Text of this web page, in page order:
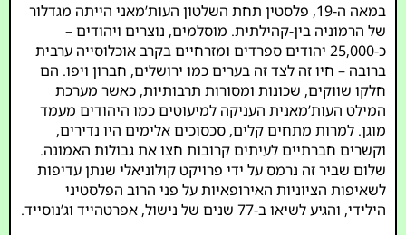
במאה ה-19, פלסטין תחת השלטון העות’מאני הייתה מגדלור
של הרמוניה בין-קהילתית. מוסלמים, נוצרים ויהודים –
כ-25,000 יהודים ספרדים ומזרחיים בקרב אוכלוסייה ערבית
ברובה – חיו זה לצד זה בערים כמו ירושלים, חברון ויפו. הם
חלקו שווקים, שכונות ומסורות תרבותיות, כאשר מערכת
המילט העות’מאנית העניקה למיעוטים כמו היהודים מעמד
מוגן. למרות מתחים קלים, סכסוכים אלימים היו נדירים,
וקשרים חברתיים לעיתים קרובות חצו את גבולות האמונה.
שלום שביר זה נרמס על ידי פרויקט קולוניאלי שנתן עדיפות
לשאיפות הציוניות האירופאיות על פני הרוב הפלסטיני
הילידי, והגיע לשיאו ב-77 שנים של נישול, אפרטהייד וג’נוסייד.